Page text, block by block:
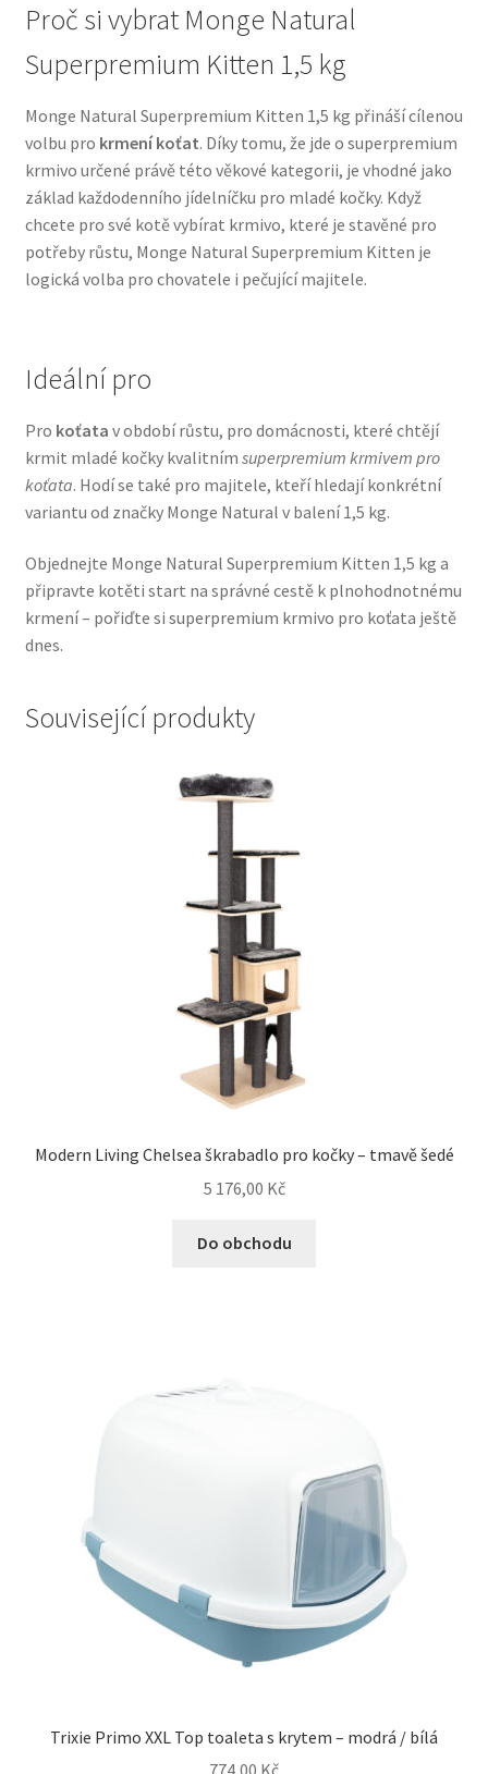
Ortopedické pelíšky
Přepravky pro psy
Purizon pro psy — Vysoký obsah masa, bez obilovin
Royal Canin pro psy
Vodítka a obojky
Wolf of Wilderness
Proč si vybrat Monge Natural
Superpremium Kitten 1,5 kg
Monge Natural Superpremium Kitten 1,5 kg přináší cílenou
volbu pro krmení koťat. Díky tomu, že jde o superpremium
krmivo určené právě této věkové kategorii, je vhodné jako
základ každodenního jídelníčku pro mladé kočky. Když
chcete pro své kotě vybírat krmivo, které je stavěné pro
potřeby růstu, Monge Natural Superpremium Kitten je
logická volba pro chovatele i pečující majitele.
Ideální pro
Pro koťata v období růstu, pro domácnosti, které chtějí
krmit mladé kočky kvalitním superpremium krmivem pro
koťata. Hodí se také pro majitele, kteří hledají konkrétní
variantu od značky Monge Natural v balení 1,5 kg.
Objednejte Monge Natural Superpremium Kitten 1,5 kg a
připravte kotěti start na správné cestě k plnohodnotnému
krmení – pořiďte si superpremium krmivo pro koťata ještě
dnes.
Související produkty
Modern Living Chelsea škrabadlo pro kočky – tmavě šedé
5 176,00 Kč
Do obchodu
Trixie Primo XXL Top toaleta s krytem – modrá / bílá